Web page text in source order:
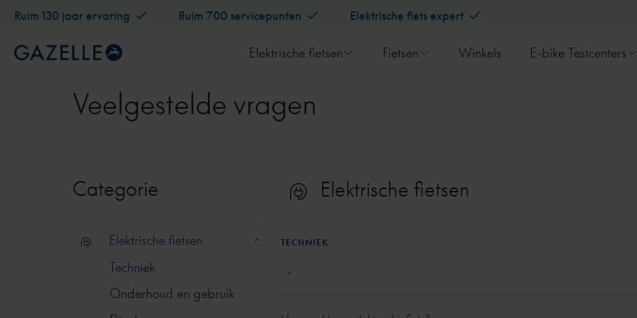
Ruim 130 jaar ervaring Ruim 700 servicepunten Elektrische fiets expert
Elektrische fietsen Fietsen Winkels E-bike Testcenters
Veelgestelde vragen
Categorie
Elektrische fietsen
Techniek
Onderhoud en gebruik
Elektrische fietsen
TECHNIEK